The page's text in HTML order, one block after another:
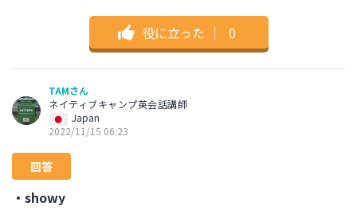
役に立った ｜ 0
TAMさん
ネイティブキャンプ英会話講師
Japan
2022/11/15 06:23
回答
・showy